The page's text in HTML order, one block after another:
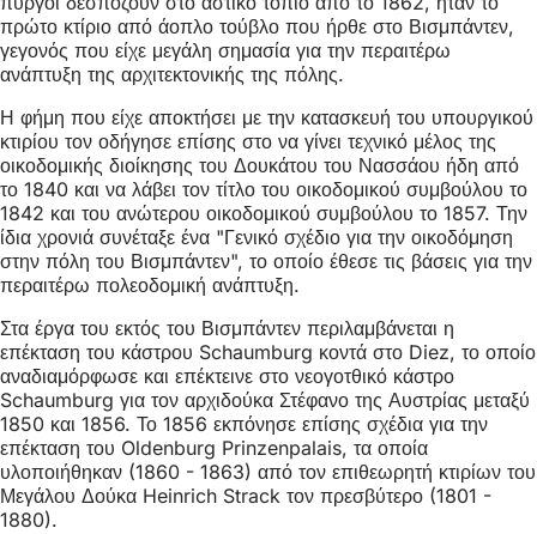
πρώτο κτίριο από άοπλο τούβλο που ήρθε στο Βισμπάντεν,
γεγονός που είχε μεγάλη σημασία για την περαιτέρω
ανάπτυξη της αρχιτεκτονικής της πόλης.
Η φήμη που είχε αποκτήσει με την κατασκευή του υπουργικού
κτιρίου τον οδήγησε επίσης στο να γίνει τεχνικό μέλος της
οικοδομικής διοίκησης του Δουκάτου του Νασσάου ήδη από
το 1840 και να λάβει τον τίτλο του οικοδομικού συμβούλου το
1842 και του ανώτερου οικοδομικού συμβούλου το 1857. Την
ίδια χρονιά συνέταξε ένα "Γενικό σχέδιο για την οικοδόμηση
στην πόλη του Βισμπάντεν", το οποίο έθεσε τις βάσεις για την
περαιτέρω πολεοδομική ανάπτυξη.
Στα έργα του εκτός του Βισμπάντεν περιλαμβάνεται η
επέκταση του κάστρου Schaumburg κοντά στο Diez, το οποίο
αναδιαμόρφωσε και επέκτεινε στο νεογοτθικό κάστρο
Schaumburg για τον αρχιδούκα Στέφανο της Αυστρίας μεταξύ
1850 και 1856. Το 1856 εκπόνησε επίσης σχέδια για την
επέκταση του Oldenburg Prinzenpalais, τα οποία
υλοποιήθηκαν (1860 - 1863) από τον επιθεωρητή κτιρίων του
Μεγάλου Δούκα Heinrich Strack τον πρεσβύτερο (1801 -
1880).